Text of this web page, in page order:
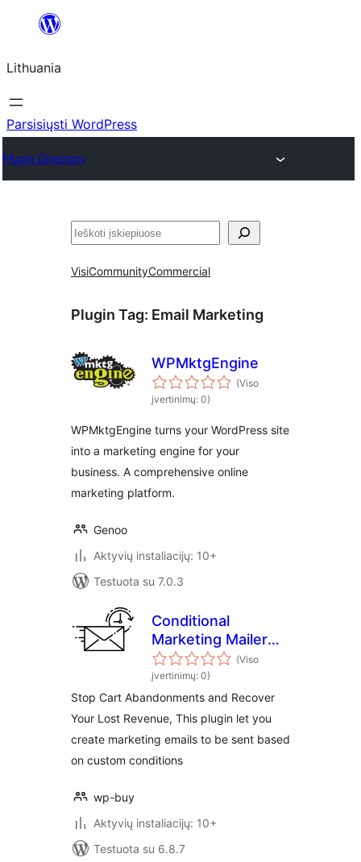
turinio
Lithuania
Parsisiųsti WordPress
Plugin Directory
Paieška
VisiCommunityCommercial
Plugin Tag: Email Marketing
WPMktgEngine
(Viso
įvertinimų: 0)
WPMktgEngine turns your WordPress site
into a marketing engine for your
business. A comprehensive online
marketing platform.
Genoo
Aktyvių instaliacijų: 10+
Testuota su 7.0.3
Conditional
Marketing Mailer
for Woocommerce
(Viso
įvertinimų: 0)
Stop Cart Abandonments and Recover
Your Lost Revenue, This plugin let you
create marketing emails to be sent based
on custom conditions
wp-buy
Aktyvių instaliacijų: 10+
Testuota su 6.8.7